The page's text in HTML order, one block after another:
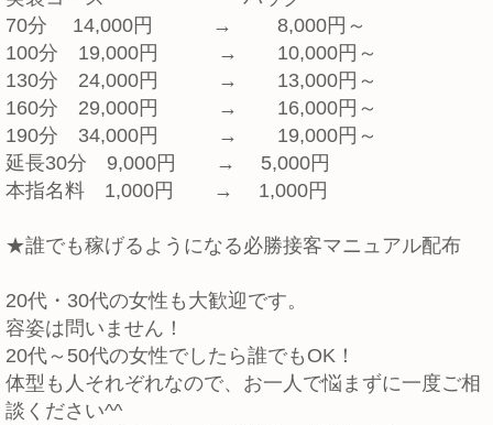
70分 14,000円 → 8,000円～
100分 19,000円 → 10,000円～
130分 24,000円 → 13,000円～
160分 29,000円 → 16,000円～
190分 34,000円 → 19,000円～
延長30分 9,000円 → 5,000円
本指名料 1,000円 → 1,000円
★誰でも稼げるようになる必勝接客マニュアル配布
20代・30代の女性も大歓迎です。
容姿は問いません！
20代～50代の女性でしたら誰でもOK！
体型も人それぞれなので、お一人で悩まずに一度ご相
談ください^^